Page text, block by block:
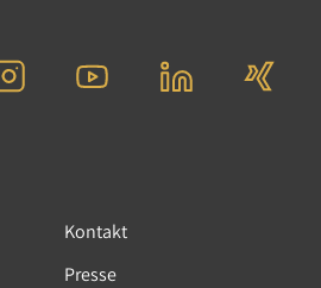
Kontakt
Presse